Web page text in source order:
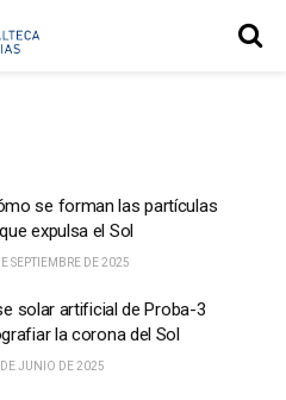
se forman las partículas
expulsa el Sol
SEPTIEMBRE DE 2025
solar artificial de Proba-3
la corona del Sol
JUNIO DE 2025